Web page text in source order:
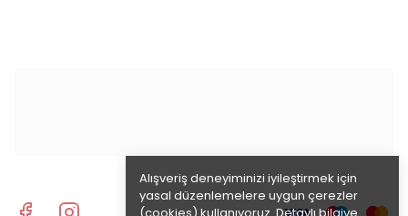
Alışveriş deneyiminizi iyileştirmek için
yasal düzenlemelere uygun çerezler